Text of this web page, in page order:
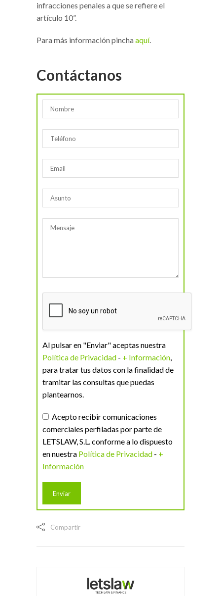
infracciones penales a que se refiere el
artículo 10”.
Para más información pinchaaquí.
Contáctanos
Al pulsar en "Enviar" aceptas nuestra
Política de Privacidad - + Información,
para tratar tus datos con la finalidad de
tramitar las consultas que puedas
plantearnos.
Acepto recibir comunicaciones
comerciales perfiladas por parte de
LETSLAW, S.L. conforme a lo dispuesto
en nuestra Política de Privacidad - +
Información
Compartir